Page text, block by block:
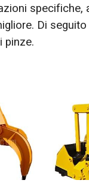
specifiche,
Di
pinze.